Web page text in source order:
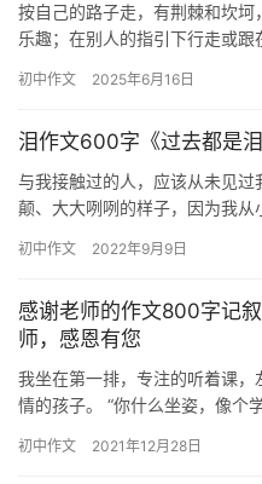
按自己的路子走，有荆棘和坎
乐趣；在别人的指引下行走或
也会…
初中作文 2025年6月16日
泪作文600字《过去都是泪
与我接触过的人，应该从未见
颠、大大咧咧的样子，因为我
晨，窗…
初中作文 2022年9月9日
感谢老师的作文800字记
师，感恩有您
我坐在第一排，专注的听着课
情的孩子。 “你什么坐姿，像个
色…
初中作文 2021年12月28日